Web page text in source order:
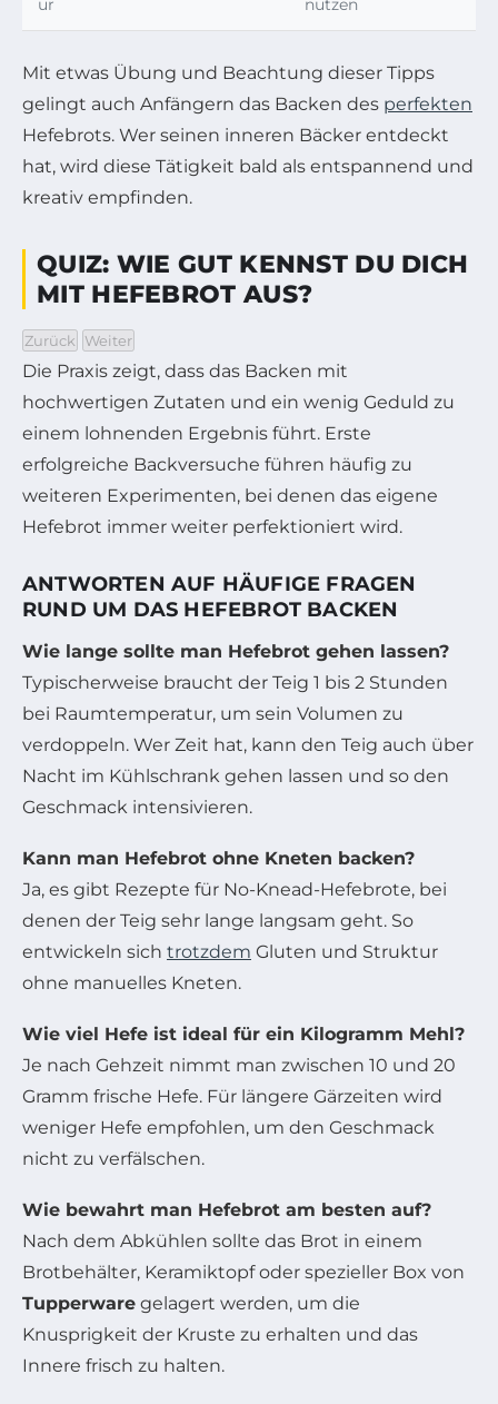
ur
nutzen
Mit etwas Übung und Beachtung dieser Tipps
gelingt auch Anfängern das Backen des perfekten
Hefebrots. Wer seinen inneren Bäcker entdeckt
hat, wird diese Tätigkeit bald als entspannend und
kreativ empfinden.
QUIZ: WIE GUT KENNST DU DICH
MIT HEFEBROT AUS?
Wähle eine Antwort und klicke dann auf Weiter
Zurück Weiter
Die Praxis zeigt, dass das Backen mit
hochwertigen Zutaten und ein wenig Geduld zu
einem lohnenden Ergebnis führt. Erste
erfolgreiche Backversuche führen häufig zu
weiteren Experimenten, bei denen das eigene
Hefebrot immer weiter perfektioniert wird.
ANTWORTEN AUF HÄUFIGE FRAGEN
RUND UM DAS HEFEBROT BACKEN
Wie lange sollte man Hefebrot gehen lassen?
Typischerweise braucht der Teig 1 bis 2 Stunden
bei Raumtemperatur, um sein Volumen zu
verdoppeln. Wer Zeit hat, kann den Teig auch über
Nacht im Kühlschrank gehen lassen und so den
Geschmack intensivieren.
Kann man Hefebrot ohne Kneten backen?
Ja, es gibt Rezepte für No-Knead-Hefebrote, bei
denen der Teig sehr lange langsam geht. So
entwickeln sich trotzdem Gluten und Struktur
ohne manuelles Kneten.
Wie viel Hefe ist ideal für ein Kilogramm Mehl?
Je nach Gehzeit nimmt man zwischen 10 und 20
Gramm frische Hefe. Für längere Gärzeiten wird
weniger Hefe empfohlen, um den Geschmack
nicht zu verfälschen.
Wie bewahrt man Hefebrot am besten auf?
Nach dem Abkühlen sollte das Brot in einem
Brotbehälter, Keramiktopf oder spezieller Box von
Tupperware gelagert werden, um die
Knusprigkeit der Kruste zu erhalten und das
Innere frisch zu halten.